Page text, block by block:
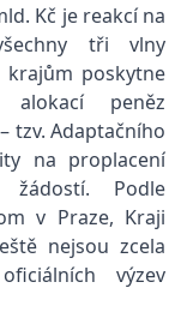
Kč je reakcí na
tři vlny
krajům poskytne
peněz
tzv. Adaptačního
na proplacení
Podle
v Praze, Kraji
nejsou zcela
výzev